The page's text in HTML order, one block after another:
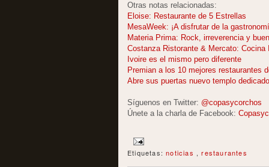
Otras notas relacionadas:
Eloise: Restaurante de 5 Estrellas
MesaWeek: ¡A disfrutar de la
Materia Prima: Rock, irreverencia y
Costanza Ristorante & Mercato: Cocina
Ivoire es el mismo pero diferente
Premian a los 10 mejores restaurantes
Abre sus puertas nuevo templo
Síguenos en Twitter: @copasycorchos
Únete a la charla de Facebook:
Etiquetas:noticias ,restaurantes